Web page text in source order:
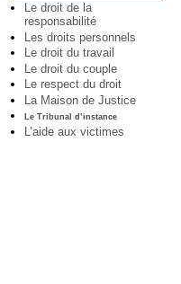
Le droit de la
responsabilité
Les droits personnels
Le droit du travail
Le droit du couple
Le respect du droit
La Maison de Justice
Le Tribunal d’instance
L’aide aux victimes